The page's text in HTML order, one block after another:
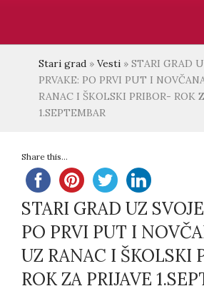
Stari grad » Vesti » STARI GRAD
PRVAKE: PO PRVI PUT I
RANAC I ŠKOLSKI PRIBOR- ROK
1.SEPTEMBAR
Share this...
STARI GRAD UZ
PO PRVI PUT I
UZ RANAC I ŠKOLSKI
ROK ZA PRIJAVE